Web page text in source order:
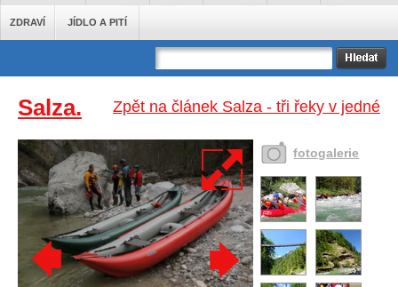
ZDRAVÍ JÍDLO A PITÍ
Zpět na článek Salza - tři řeky v jedné
Salza.
fotogalerie